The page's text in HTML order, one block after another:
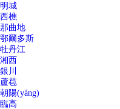
明城
西樵
那曲地
鄂爾多斯
牡丹江
湘西
銀川
蘆苞
朝陽(yáng)
臨高